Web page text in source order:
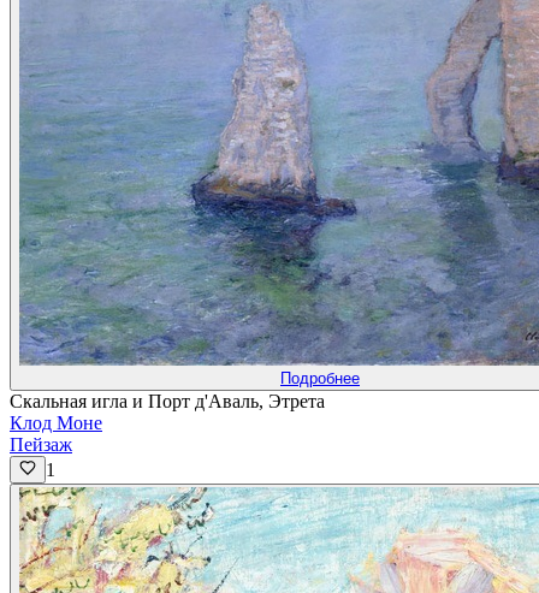
Подробнее
Скальная игла и Порт д'Аваль, Этрета
Клод Моне
Пейзаж
1